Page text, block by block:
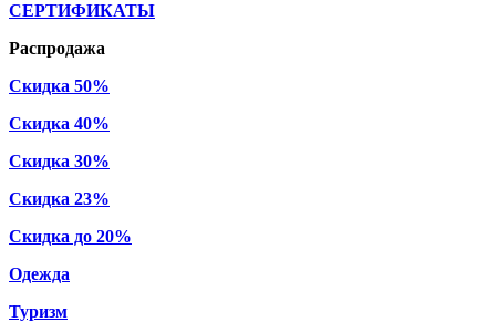
СЕРТИФИКАТЫ
Распродажа
Скидка 50%
Скидка 40%
Скидка 30%
Скидка 23%
Скидка до 20%
Одежда
Туризм